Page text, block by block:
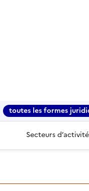
toutes les formes
Secteurs d’activité